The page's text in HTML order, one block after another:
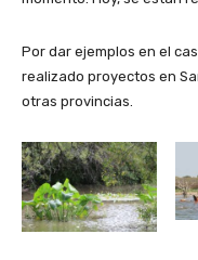
Por dar ejemplos en el
realizado proyectos en
otras provincias.